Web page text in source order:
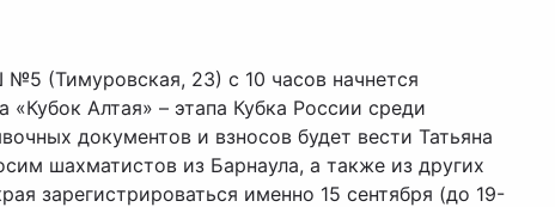
(Тимуровская, 23) с 10 часов начнется
«Кубок Алтая» – этапа Кубка России среди
документов и взносов будет вести Татьяна
шахматистов из Барнаула, а также из других
зарегистрироваться именно 15 сентября (до 19-